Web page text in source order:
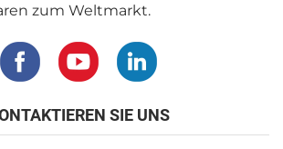
zum Weltmarkt.
SIE UNS